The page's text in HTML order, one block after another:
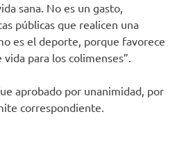
sana. No es un gasto,
públicas que realicen una
es el deporte, porque favorece
para los colimenses”.
aprobado por unanimidad, por
correspondiente.